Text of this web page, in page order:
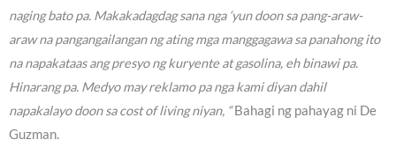
naging bato pa. Makakadagdag sana nga ‘yun doon sa pang-araw-
araw na pangangailangan ng ating mga manggagawa sa panahong ito
na napakataas ang presyo ng kuryente at gasolina, eh binawi pa.
Hinarang pa. Medyo may reklamo pa nga kami diyan dahil
napakalayo doon sa cost of living niyan, “Bahagi ng pahayag ni De
Guzman.